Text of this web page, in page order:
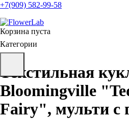
+7(909) 582-99-58
Корзина пуста
Категории
Текстильная
Bloomingville
Fairy", мульти с